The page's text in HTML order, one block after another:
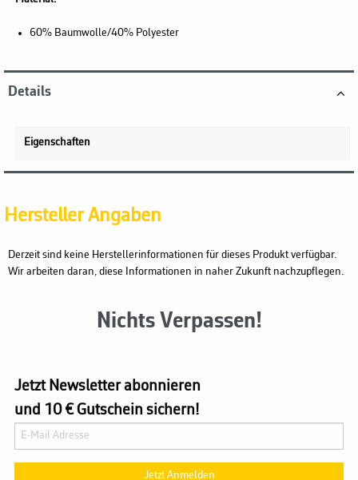
60% Baumwolle/40% Polyester
Details
Eigenschaften
Hersteller Angaben
Derzeit sind keine Herstellerinformationen für dieses Produkt verfügbar.
Wir arbeiten daran, diese Informationen in naher Zukunft nachzupflegen.
Nichts Verpassen!
Jetzt Newsletter abonnieren
und 10 € Gutschein sichern!
Jetzt Anmelden